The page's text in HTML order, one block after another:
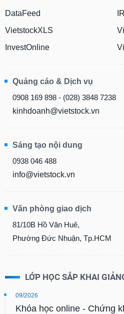
DataFeed
VietstockXLS
InvestOnline
Quảng cáo & Dịch vụ
0908 169 898 - (028) 3848 7238
kinhdoanh@vietstock.vn
Sáng tạo nội dung
0938 046 488
info@vietstock.vn
Văn phòng giao dịch
81/10B Hồ Văn Huê,
Phường Đức Nhuận, Tp.HCM
LỚP HỌC SẮP KHAI
09/2026
Khóa học online - Chứng